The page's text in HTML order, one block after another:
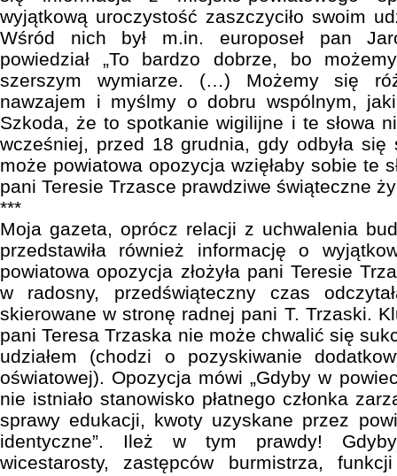
wyjątkową uroczystość zaszczyciło swoim
Wśród nich był m.in. europoseł pan
powiedział „To bardzo dobrze, bo
szerszym wymiarze. (…) Możemy się
nawzajem i myślmy o dobru wspólnym,
Szkoda, że to spotkanie wigilijne i te słowa
wcześniej, przed 18 grudnia, gdy odbyła
może powiatowa opozycja wzięłaby sobie te
pani Teresie Trzasce prawdziwe świąteczne
***
Moja gazeta, oprócz relacji z uchwalenia
przedstawiła również informację o
powiatowa opozycja złożyła pani Teresie
w radosny, przedświąteczny czas
skierowane w stronę radnej pani T. Trzaski.
pani Teresa Trzaska nie może chwalić się
udziałem (chodzi o pozyskiwanie
oświatowej). Opozycja mówi „Gdyby w
nie istniało stanowisko płatnego członka
sprawy edukacji, kwoty uzyskane przez
identyczne”. Ileż w tym prawdy!
wicestarosty, zastępców burmistrza,